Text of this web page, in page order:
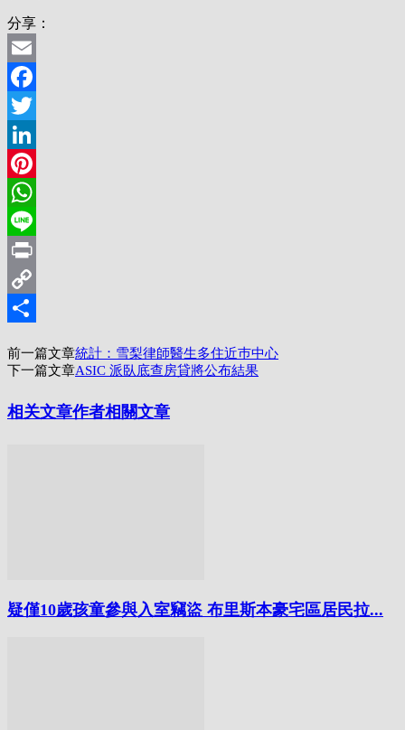
分享：
Email
Facebook
Twitter
LinkedIn
Pinterest
WhatsApp
Line
Print
Copy
享
前一篇文章統計：雪梨律師醫生多住近巿中心
下一篇文章ASIC 派臥底查房貸將公布結果
相关文章作者相關文章
疑僅10歲孩童參與入室竊盜 布里斯本豪宅區居民拉...